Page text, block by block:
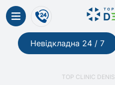
Невідкладна 24 / 7
TOP CLINIC DENIS